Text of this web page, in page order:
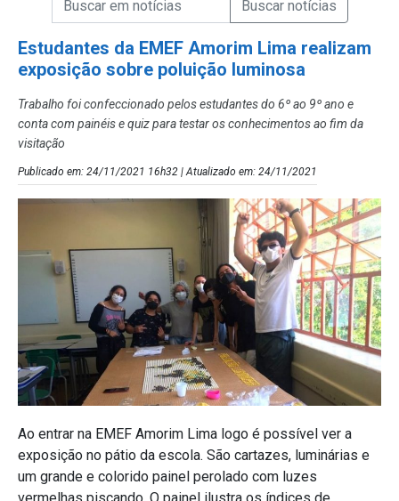
Estudantes da EMEF Amorim Lima realizam
exposição sobre poluição luminosa
Trabalho foi confeccionado pelos estudantes do 6º ao 9º ano e
conta com painéis e quiz para testar os conhecimentos ao fim da
visitação
Publicado em: 24/11/2021 16h32 | Atualizado em: 24/11/2021
Ao entrar na EMEF Amorim Lima logo é possível ver a
exposição no pátio da escola. São cartazes, luminárias e
um grande e colorido painel perolado com luzes
vermelhas piscando. O painel ilustra os índices de